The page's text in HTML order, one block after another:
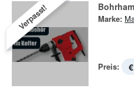
Verpasst! Marke:
Preis: